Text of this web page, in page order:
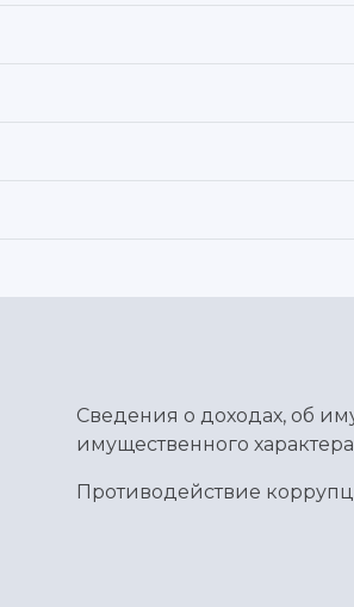
Сведения о доходах, об
имущественного
Противодействие